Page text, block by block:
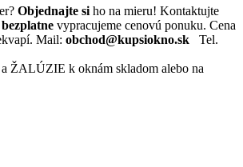
Objednajte si ho na mieru! Kontaktujte
bezplatne vypracujeme cenovú ponuku. Cena
Mail: obchod@kupsiokno.sk Tel.
ŽALÚZIE k oknám skladom alebo na